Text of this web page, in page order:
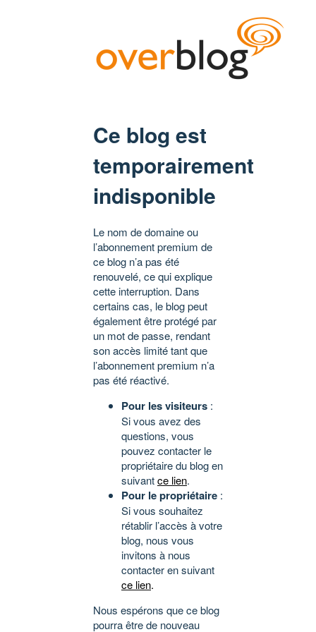
Ce blog est
temporairement
indisponible
Le nom de domaine ou
l’abonnement premium de
ce blog n’a pas été
renouvelé, ce qui explique
cette interruption. Dans
certains cas, le blog peut
également être protégé par
un mot de passe, rendant
son accès limité tant que
l’abonnement premium n’a
pas été réactivé.
Pour les visiteurs :
Si vous avez des
questions, vous
pouvez contacter le
propriétaire du blog en
suivantce lien.
Pour le propriétaire :
Si vous souhaitez
rétablir l’accès à votre
blog, nous vous
invitons à nous
contacter en suivant
ce lien.
Nous espérons que ce blog
pourra être de nouveau